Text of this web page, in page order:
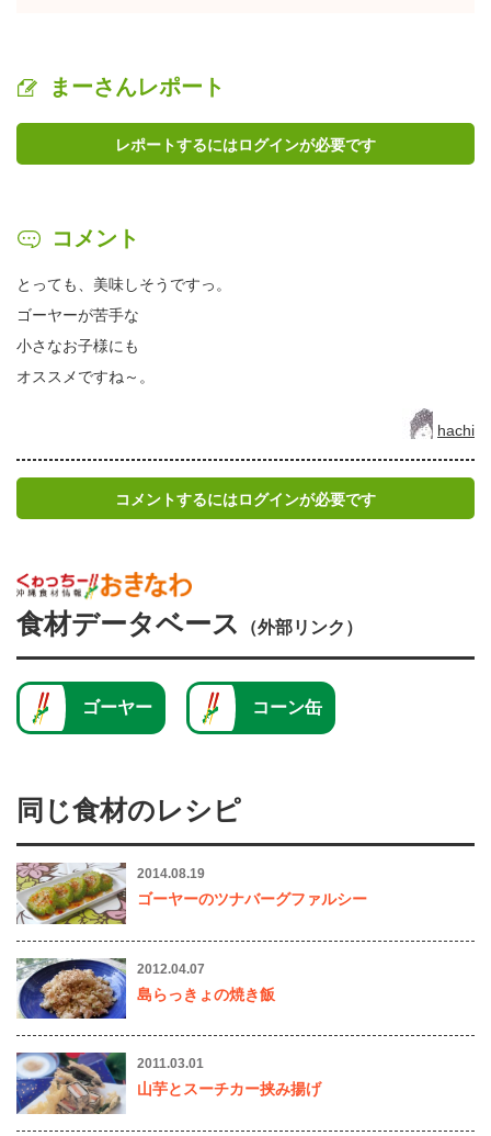
まーさんレポート
レポートするにはログインが必要です
コメント
とっても、美味しそうですっ。
ゴーヤーが苦手な
小さなお子様にも
オススメですね～。
hachi
コメントするにはログインが必要です
食材データベース （外部リンク）
ゴーヤー コーン缶
同じ食材のレシピ
2014.08.19
ゴーヤーのツナバーグファルシー
2012.04.07
島らっきょの焼き飯
2011.03.01
山芋とスーチカー挟み揚げ